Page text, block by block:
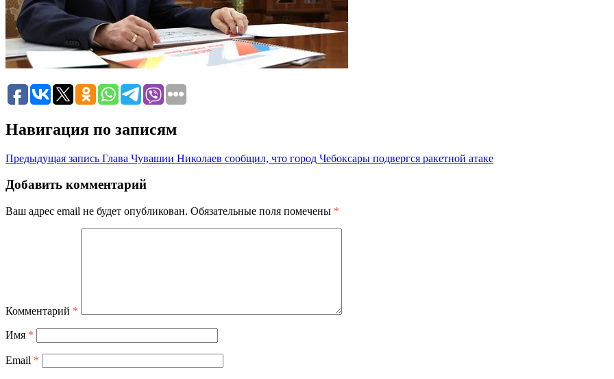
Навигация по записям
Предыдущая запись Глава Чувашии Николаев сообщил, что город Чебоксары подвергся ракетной атаке
Добавить комментарий
Ваш адрес email не будет опубликован. Обязательные поля помечены *
Комментарий *
Имя *
Email *